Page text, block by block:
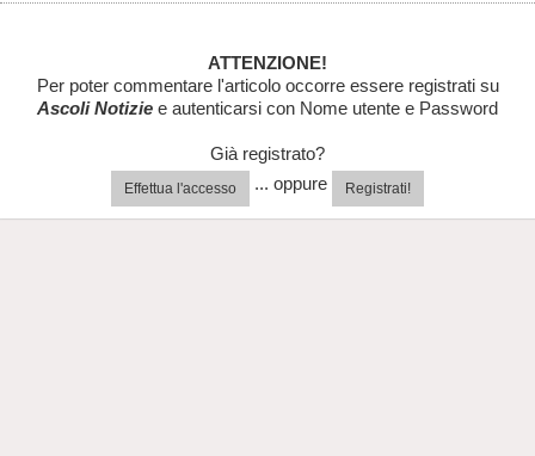
ATTENZIONE!
Per poter commentare l'articolo occorre essere registrati su
Ascoli Notizie e autenticarsi con Nome utente e Password
Già registrato?
Effettua l'accesso ... oppure Registrati!